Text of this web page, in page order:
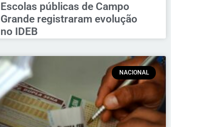
Escolas públicas de Campo
Grande registraram evolução
no IDEB
NACIONAL